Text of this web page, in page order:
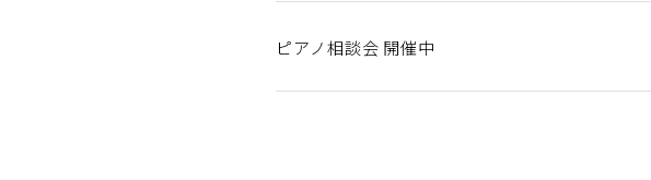
ピアノ相談会 開催中